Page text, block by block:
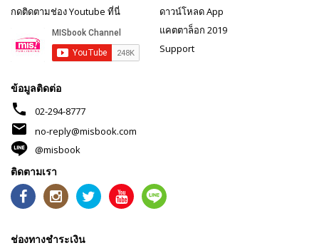
กดติดตามช่อง Youtube ที่นี่
ดาวน์โหลด App
แคตตาล็อก 2019
Support
ข้อมูลติดต่อ
phone 02-294-8777
mail
no-reply@misbook.com
@misbook
ติดตามเรา
ช่องทางชำระเงิน